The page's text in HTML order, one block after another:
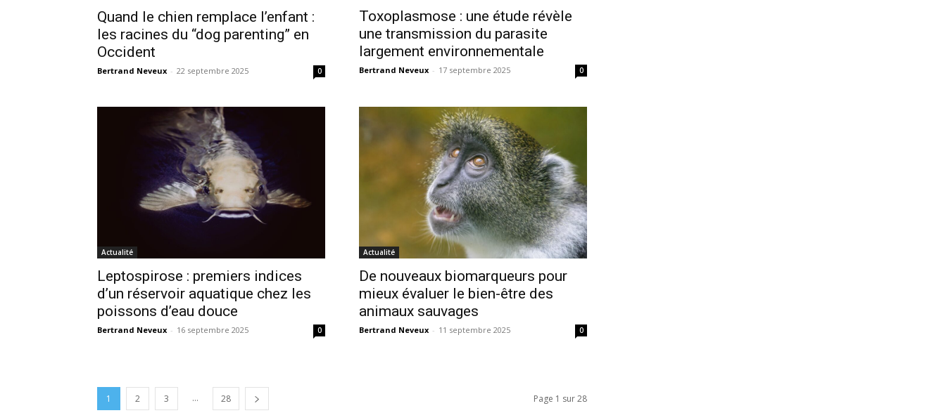
Quand le chien remplace l’enfant :
les racines du “dog parenting” en
Occident
Bertrand Neveux - 22 septembre 2025 0
Toxoplasmose : une étude révèle
une transmission du parasite
largement environnementale
Bertrand Neveux - 17 septembre 2025 0
Actualité
Leptospirose : premiers indices
d’un réservoir aquatique chez les
poissons d’eau douce
Bertrand Neveux - 16 septembre 2025 0
Actualité
De nouveaux biomarqueurs pour
mieux évaluer le bien-être des
animaux sauvages
Bertrand Neveux - 11 septembre 2025 0
1 2 3 ... 28 Page 1 sur 28